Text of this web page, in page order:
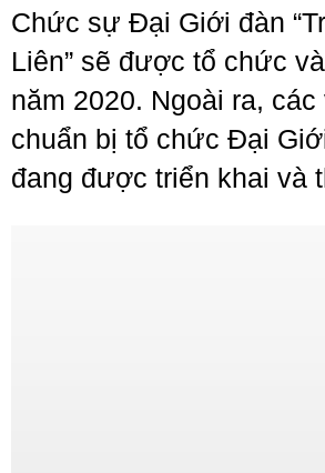
Chức sự Đại Giới đàn
Liên” sẽ được tổ chức
năm 2020. Ngoài ra, các
chuẩn bị tổ chức Đại
đang được triển khai và